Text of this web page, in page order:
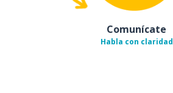
Comunícate
Habla con claridad